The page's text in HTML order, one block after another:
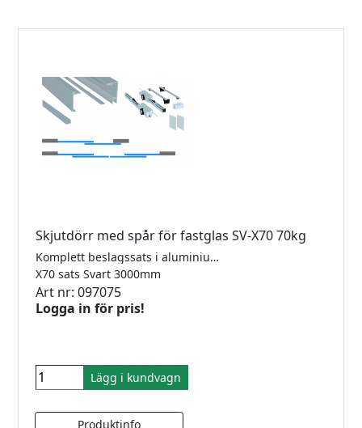
Skjutdörr med spår för fastglas SV-X70 70kg
Komplett beslagssats i aluminium för tak- eller väggmontering för 1 dörr med 2 softclose och ett fastglas. För 8-10mm glas. Längd 3000mm. Maxvikt 70kg. Kräver ej hål i glas. Godkänd för dusch.
X70 sats Svart 3000mm
Art nr: 097075
Logga in för pris!
Lägg i kundvagn